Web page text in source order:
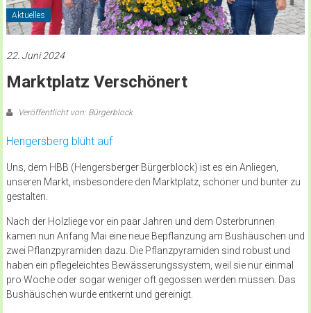
Aktuelles
22. Juni 2024
Marktplatz Verschönert
Veröffentlicht von: Bürgerblock
Hengersberg blüht auf
Uns, dem HBB (Hengersberger Bürgerblock) ist es ein Anliegen,
unseren Markt, insbesondere den Marktplatz, schöner und bunter zu
gestalten.
Nach der Holzliege vor ein paar Jahren und dem Osterbrunnen
kamen nun Anfang Mai eine neue Bepflanzung am Bushäuschen und
zwei Pflanzpyramiden dazu. Die Pflanzpyramiden sind robust und
haben ein pflegeleichtes Bewässerungssystem, weil sie nur einmal
pro Woche oder sogar weniger oft gegossen werden müssen. Das
Bushäuschen wurde entkernt und gereinigt.